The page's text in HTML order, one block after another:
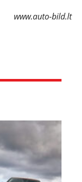
www.auto-bild.lt